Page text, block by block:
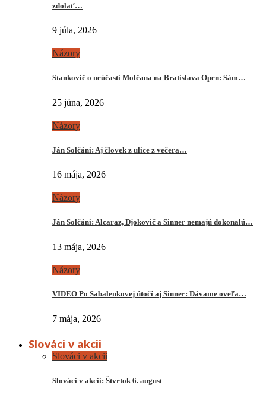
zdolať…
9 júla, 2026
Názory
Stankovič o neúčasti Molčana na Bratislava Open: Sám…
25 júna, 2026
Názory
Ján Solčáni: Aj človek z ulice z večera…
16 mája, 2026
Názory
Ján Solčáni: Alcaraz, Djokovič a Sinner nemajú dokonalú…
13 mája, 2026
Názory
VIDEO Po Sabalenkovej útočí aj Sinner: Dávame oveľa…
7 mája, 2026
Slováci v akcii
Slováci v akcii
Slováci v akcii: Štvrtok 6. august